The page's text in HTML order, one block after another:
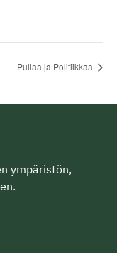
Pullaa ja Politiikkaa
ympäristön,